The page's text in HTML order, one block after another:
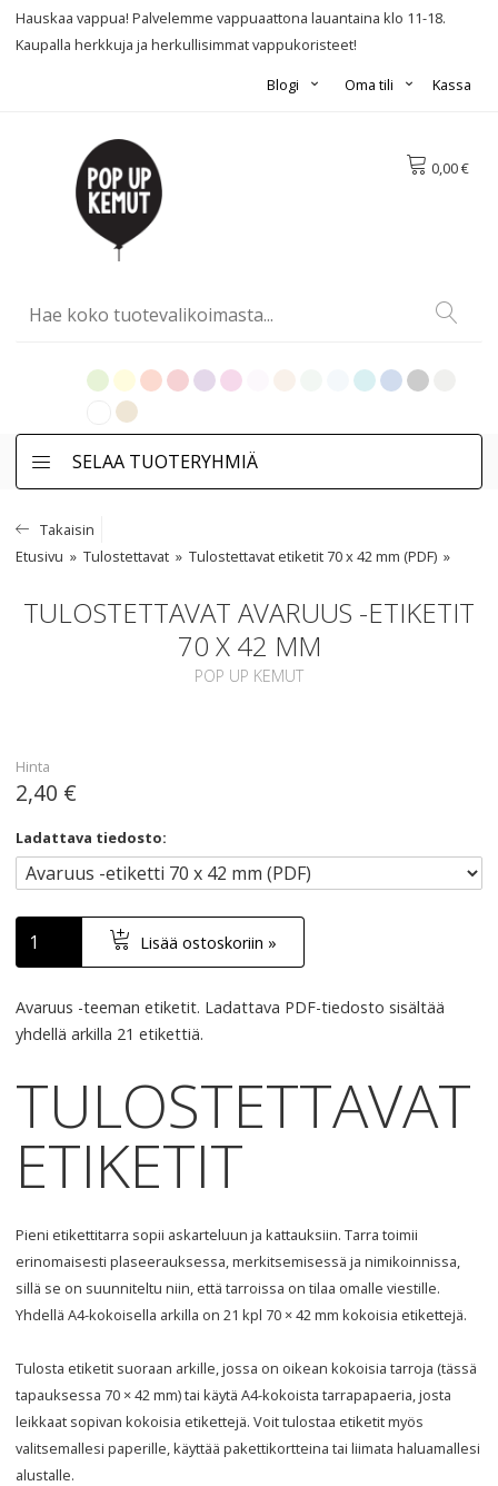
Hauskaa vappua! Palvelemme vappuaattona lauantaina klo 11-18.
Kaupalla herkkuja ja herkullisimmat vappukoristeet!
Kassa
Oma tili
Blogi
0,00 €
SELAA TUOTERYHMIÄ
Takaisin
Etusivu
Tulostettavat Tulostettavat etiketit 70 x 42 mm (PDF)
TULOSTETTAVAT AVARUUS -ETIKETIT
70 X 42 MM
POP UP KEMUT
Hinta
2,40 €
Ladattava tiedosto:
Lisää ostoskoriin »
Avaruus -teeman etiketit. Ladattava PDF-tiedosto sisältää
yhdellä arkilla 21 etikettiä.
TULOSTETTAVAT
ETIKETIT
Pieni etikettitarra sopii askarteluun ja kattauksiin. Tarra toimii
erinomaisesti plaseerauksessa, merkitsemisessä ja nimikoinnissa,
sillä se on suunniteltu niin, että tarroissa on tilaa omalle viestille.
Yhdellä A4-kokoisella arkilla on 21 kpl 70 × 42 mm kokoisia etikettejä.
Tulosta etiketit suoraan arkille, jossa on oikean kokoisia tarroja (tässä
tapauksessa 70 × 42 mm) tai käytä A4-kokoista tarrapapaeria, josta
leikkaat sopivan kokoisia etikettejä. Voit tulostaa etiketit myös
valitsemallesi paperille, käyttää pakettikortteina tai liimata haluamallesi
alustalle.